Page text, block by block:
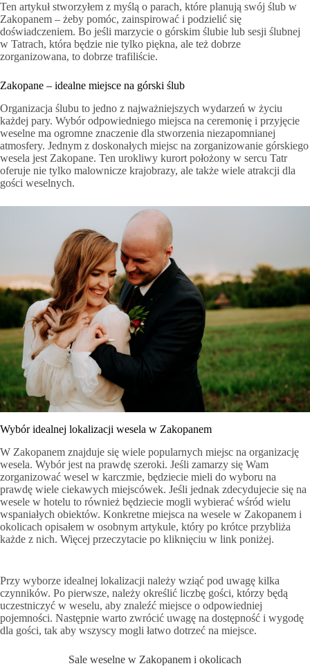
Ten artykuł stworzyłem z myślą o parach, które planują swój ślub w
Zakopanem – żeby pomóc, zainspirować i podzielić się
doświadczeniem. Bo jeśli marzycie o górskim ślubie lub sesji ślubnej
w Tatrach, która będzie nie tylko piękna, ale też dobrze
zorganizowana, to dobrze trafiliście.
Zakopane – idealne miejsce na górski ślub
Organizacja ślubu to jedno z najważniejszych wydarzeń w życiu
każdej pary. Wybór odpowiedniego miejsca na ceremonię i przyjęcie
weselne ma ogromne znaczenie dla stworzenia niezapomnianej
atmosfery. Jednym z doskonałych miejsc na zorganizowanie górskiego
wesela jest Zakopane. Ten urokliwy kurort położony w sercu Tatr
oferuje nie tylko malownicze krajobrazy, ale także wiele atrakcji dla
gości weselnych.
Wybór idealnej lokalizacji wesela w Zakopanem
W Zakopanem znajduje się wiele popularnych miejsc na organizację
wesela. Wybór jest na prawdę szeroki. Jeśli zamarzy się Wam
zorganizować wesel w karczmie, będziecie mieli do wyboru na
prawdę wiele ciekawych miejscówek. Jeśli jednak zdecydujecie się na
wesele w hotelu to również będziecie mogli wybierać wśród wielu
wspaniałych obiektów. Konkretne miejsca na wesele w Zakopanem i
okolicach opisałem w osobnym artykule, który po krótce przybliża
każde z nich. Więcej przeczytacie po kliknięciu w link poniżej.
Przy wyborze idealnej lokalizacji należy wziąć pod uwagę kilka
czynników. Po pierwsze, należy określić liczbę gości, którzy będą
uczestniczyć w weselu, aby znaleźć miejsce o odpowiedniej
pojemności. Następnie warto zwrócić uwagę na dostępność i wygodę
dla gości, tak aby wszyscy mogli łatwo dotrzeć na miejsce.
Sale weselne w Zakopanem i okolicach